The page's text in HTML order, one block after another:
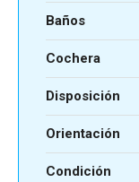
Baños
Cochera
Condición
Orientación
Disposición